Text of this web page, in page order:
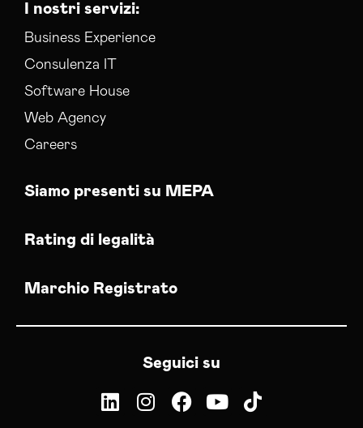
I nostri servizi:
Business Experience
Consulenza IT
Software House
Web Agency
Careers
Siamo presenti su MEPA
Rating di legalità
Marchio Registrato
Seguici su